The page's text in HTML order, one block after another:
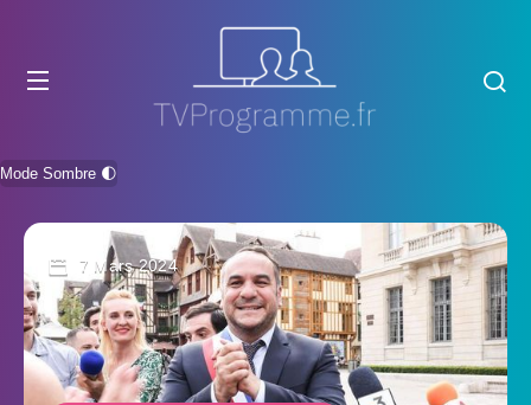
Mode Sombre 🌓
7 Mars 2024